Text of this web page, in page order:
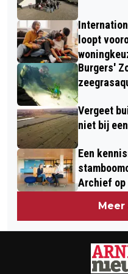
loopt
Burgers'
Vergeet
niet bij
Een
Archief op